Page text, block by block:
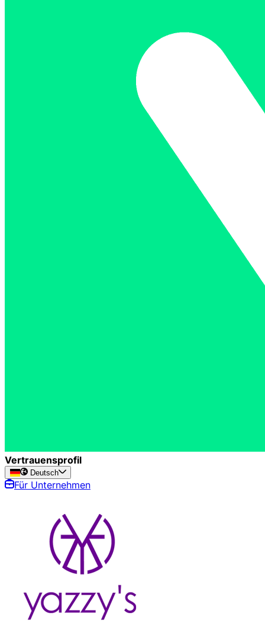
Vertrauensprofil
Deutsch
Für Unternehmen